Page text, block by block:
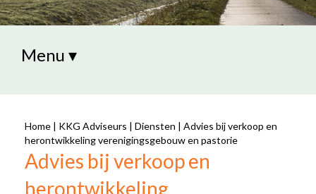
Menu ▾
Home | KKG Adviseurs | Diensten | Advies bij verkoop en
herontwikkeling verenigingsgebouw en pastorie
Advies bij verkoop en
herontwikkeling